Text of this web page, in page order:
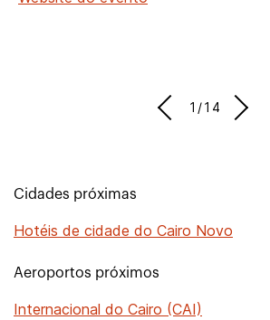
1/14
Cidades próximas
Hotéis de cidade do Cairo Novo
Aeroportos próximos
Internacional do Cairo (CAI)